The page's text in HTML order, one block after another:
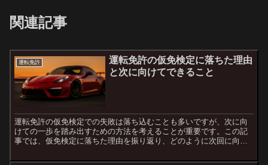
関連記事
運転免許
運転免許の仮免検定に落ちた理由
と次に向けてできること
運転免許の仮免検定での失敗は落ち込むことも多いですが、次に向
けての一歩を踏み出すための方法を考えることが重要です。この記
事では、仮免検定に落ちた理由を振り返り、どのように次回に向け
理...